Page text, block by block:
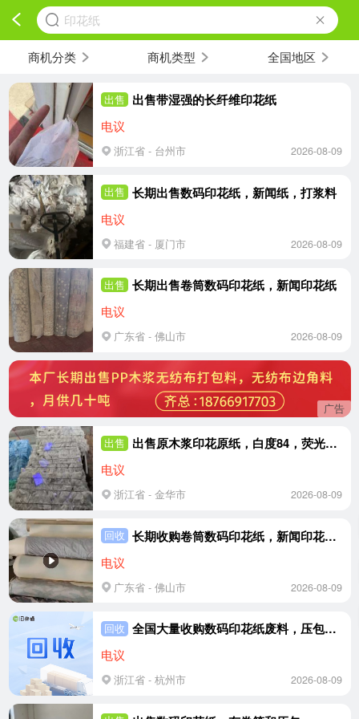
印花纸
商机分类 商机类型 全国地区
出售 出售带湿强的长纤维印花纸
电议
浙江省 - 台州市 2026-08-09
出售 长期出售数码印花纸，新闻纸，打浆料
电议
福建省 - 厦门市 2026-08-09
出售 长期出售卷筒数码印花纸，新闻印花纸
电议
广东省 - 佛山市 2026-08-09
广告
出售 出售原木浆印花原纸，白度84，荧光筒照射效果如图：无再生，无荧光，低克重占比85
电议
浙江省 - 金华市 2026-08-09
回收 长期收购卷筒数码印花纸，新闻印花纸，热转移印花纸
电议
广东省 - 佛山市 2026-08-09
回收 全国大量收购数码印花纸废料，压包料、卷筒料都收
电议
浙江省 - 杭州市 2026-08-09